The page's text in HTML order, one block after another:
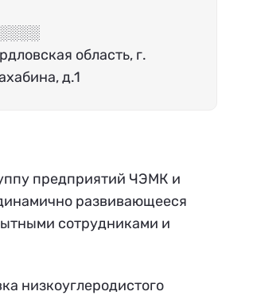
область, г.
д.1
предприятий ЧЭМК и
развивающееся
сотрудниками и
низкоуглеродистого